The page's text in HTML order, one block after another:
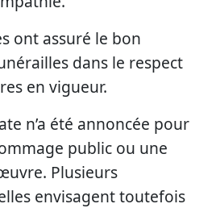
ont assuré le bon
dans le respect
en vigueur.
n’a été annoncée pour
public ou une
Plusieurs
envisagent toutefois